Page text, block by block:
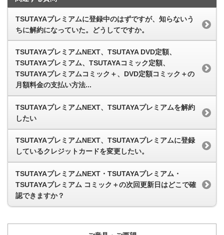
TSUTAYAプレミアムに登録中のはずですが、知らないう
ちに解約になっていた。どうしてですか。
TSUTAYAプレミアムNEXT、TSUTAYA DVD定額、
TSUTAYAプレミアム、TSUTAYAコミック定額、
TSUTAYAプレミアムコミック＋、DVD定額コミック＋の
月額料金の支払い方法...
TSUTAYAプレミアムNEXT、TSUTAYAプレミアムを解約
したい
TSUTAYAプレミアムNEXT、TSUTAYAプレミアムに登録
しているクレジットカードを変更したい。
TSUTAYAプレミアムNEXT・TSUTAYAプレミアム・
TSUTAYAプレミアム コミック＋の次回更新日はどこで確
認できますか？